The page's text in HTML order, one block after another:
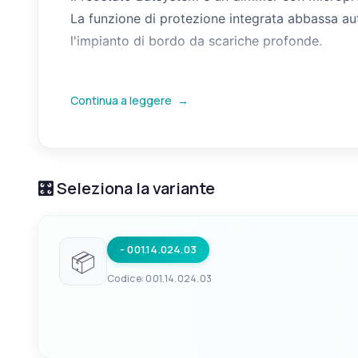
La funzione di protezione integrata abbassa
l'impianto di bordo da scariche profonde.
delle cabine, ed è compatibile con i pannelli e
Continua a leggere →
🎛️ Seleziona la variante
📦 - 001.14.024.03
Codice: 001.14.024.03